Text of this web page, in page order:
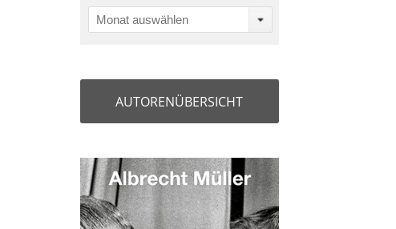
Monat auswählen
AUTORENÜBERSICHT